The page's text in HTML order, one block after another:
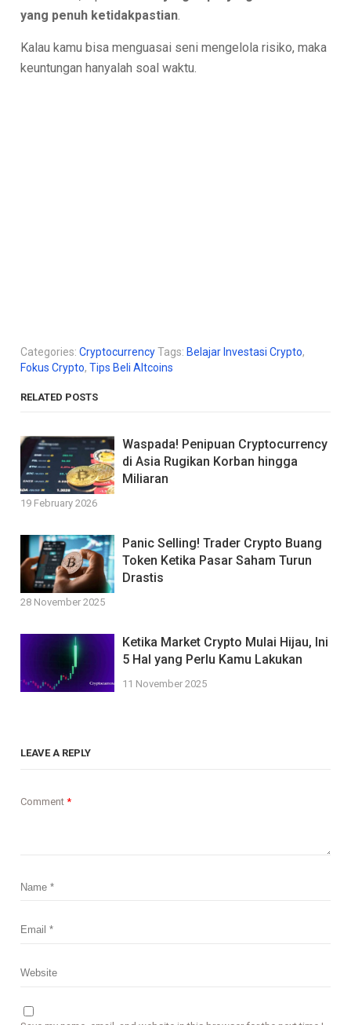
yang penuh ketidakpastian
Kalau kamu bisa menguasai seni mengelola risiko, maka
keuntungan hanyalah soal waktu.
Categories:CryptocurrencyTags: Belajar Investasi Crypto,
Fokus Crypto,Tips Beli Altcoins
RELATED POSTS
Waspada! Penipuan Cryptocurrency
di Asia Rugikan Korban hingga
Miliaran
19 February 2026
Panic Selling! Trader Crypto Buang
Token Ketika Pasar Saham Turun
Drastis
28 November 2025
Ketika Market Crypto Mulai Hijau, Ini
5 Hal yang Perlu Kamu Lakukan
11 November 2025
LEAVE A REPLY
Comment*